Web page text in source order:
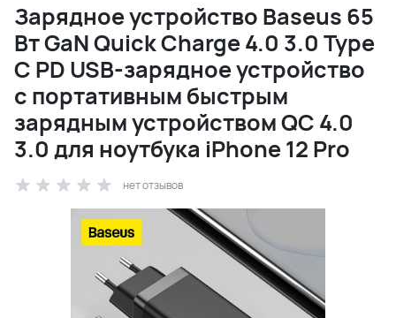
Зарядное устройство Baseus 65
Вт GaN Quick Charge 4.0 3.0 Type
C PD USB-зарядное устройство
с портативным быстрым
зарядным устройством QC 4.0
3.0 для ноутбука iPhone 12 Pro
нет отзывов